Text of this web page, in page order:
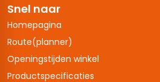
Snel naar
Homepagina
Route(planner)
Openingstijden winkel
Productspecificaties